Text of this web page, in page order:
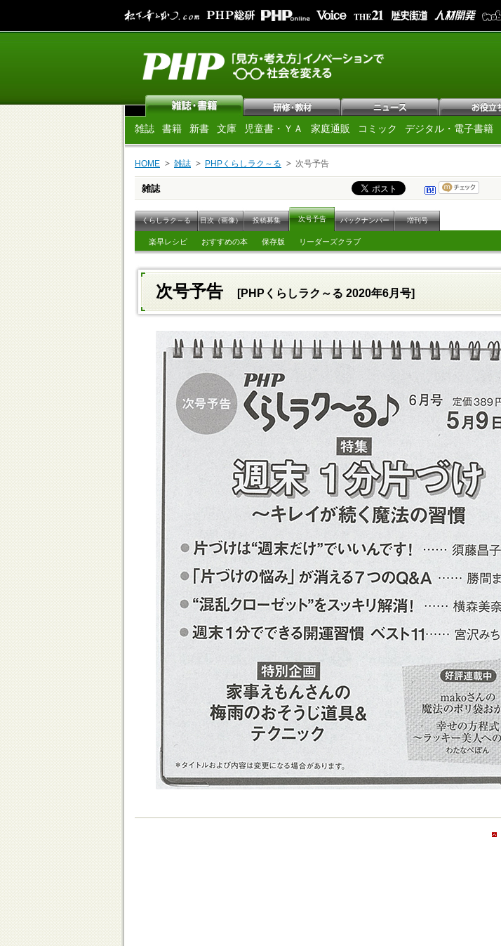
雑誌 書籍 新書 文庫 児童書・ＹＡ 家庭通販 コミック デジタル・電子書籍
HOME 雑誌 PHPくらしラク～る 次号予告
雑誌
くらしラク～る 目次（画像） 投稿募集 次号予告 バックナンバー 増刊号
楽早レシピ おすすめの本 保存版 リーダーズクラブ
次号予告 [PHPくらしラク～る 2020年6月号]